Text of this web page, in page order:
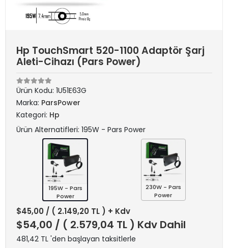
Hp TouchSmart 520-1100 Adaptör Şarj
Aleti-Cihazı (Pars Power)
Ürün Kodu: 1U51E63G
Marka: ParsPower
Kategori: Hp
Ürün Alternatifleri: 195W - Pars Power
195W - Pars
Power
230W - Pars
Power
$45,00 / ( 2.149,20 TL ) + Kdv
$54,00 / ( 2.579,04 TL ) Kdv Dahil
481,42 TL 'den başlayan taksitlerle